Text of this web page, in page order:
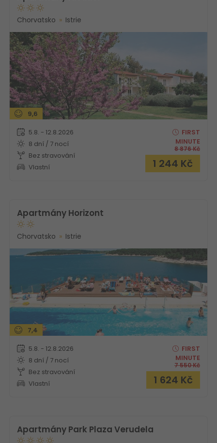
Chorvatsko Istrie
9,6
5.8. - 12.8.2026
8 dní / 7 nocí
Bez stravování
Vlastní
FIRST
MINUTE
8 876Kč
1 244 Kč
Apartmány Horizont
Chorvatsko Istrie
7,4
5.8. - 12.8.2026
8 dní / 7 nocí
Bez stravování
Vlastní
FIRST
MINUTE
7 550Kč
1 624 Kč
Apartmány Park Plaza Verudela